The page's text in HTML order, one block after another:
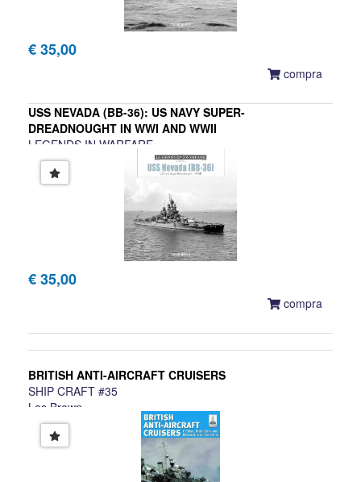
€ 35,00
compra
USS NEVADA (BB-36): US NAVY SUPER-
DREADNOUGHT IN WWI AND WWII
LEGENDS IN WARFARE
David Doyle
€ 35,00
compra
BRITISH ANTI-AIRCRAFT CRUISERS
SHIP CRAFT #35
Les Brown